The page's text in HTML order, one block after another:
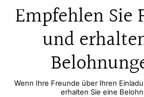
Empfehlen Sie
und
Wenn Ihre Freunde über Ihren
erhalten Sie eine